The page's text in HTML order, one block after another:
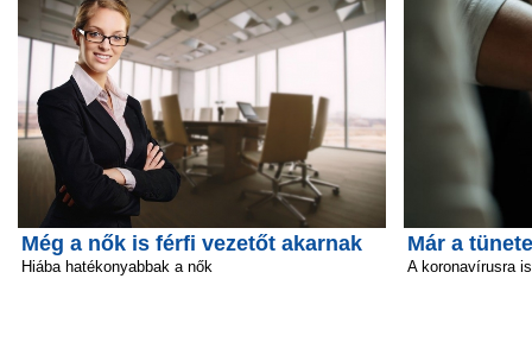
Még a nők is férfi vezetőt akarnak
Hiába hatékonyabbak a nők
Már a
A koronavírusra